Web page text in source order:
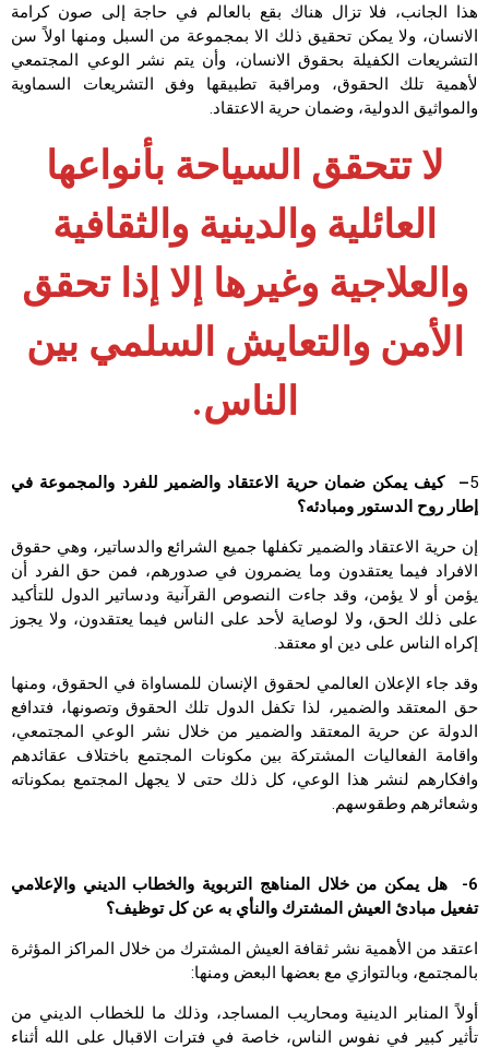
هذا الجانب، فلا تزال هناك بقع بالعالم في حاجة إلى صون كرامة
الانسان، ولا يمكن تحقيق ذلك الا بمجموعة من السبل ومنها اولاً سن
التشريعات الكفيلة بحقوق الانسان، وأن يتم نشر الوعي المجتمعي
لأهمية تلك الحقوق، ومراقبة تطبيقها وفق التشريعات السماوية
والمواثيق الدولية، وضمان حرية الاعتقاد.
لا تتحقق السياحة بأنواعها
العائلية والدينية والثقافية
والعلاجية وغيرها إلا إذا تحقق
الأمن والتعايش السلمي بين
الناس.
5– كيف يمكن ضمان حرية الاعتقاد والضمير للفرد والمجموعة في
إطار روح الدستور ومبادئه؟
إن حرية الاعتقاد والضمير تكفلها جميع الشرائع والدساتير، وهي حقوق
الافراد فيما يعتقدون وما يضمرون في صدورهم، فمن حق الفرد أن
يؤمن أو لا يؤمن، وقد جاءت النصوص القرآنية ودساتير الدول للتأكيد
على ذلك الحق، ولا لوصاية لأحد على الناس فيما يعتقدون، ولا يجوز
إكراه الناس على دين او معتقد.
وقد جاء الإعلان العالمي لحقوق الإنسان للمساواة في الحقوق، ومنها
حق المعتقد والضمير، لذا تكفل الدول تلك الحقوق وتصونها، فتدافع
الدولة عن حرية المعتقد والضمير من خلال نشر الوعي المجتمعي،
واقامة الفعاليات المشتركة بين مكونات المجتمع باختلاف عقائدهم
وافكارهم لنشر هذا الوعي، كل ذلك حتى لا يجهل المجتمع بمكوناته
وشعائرهم وطقوسهم.
6- هل يمكن من خلال المناهج التربوية والخطاب الديني والإعلامي
تفعيل مبادئ العيش المشترك والنأي به عن كل توظيف؟
اعتقد من الأهمية نشر ثقافة العيش المشترك من خلال المراكز المؤثرة
بالمجتمع، وبالتوازي مع بعضها البعض ومنها:
أولاً المنابر الدينية ومحاريب المساجد، وذلك ما للخطاب الديني من
تأثير كبير في نفوس الناس، خاصة في فترات الاقبال على الله أثناء